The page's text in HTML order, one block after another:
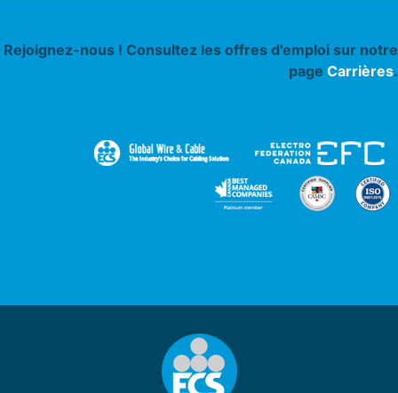
Rejoignez-nous ! Consultez les offres d'emploi sur notre
page Carrières.